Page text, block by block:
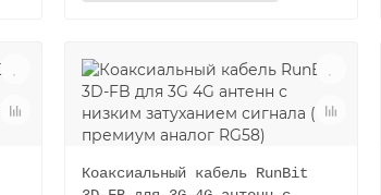
Коаксиальный кабель RunBit